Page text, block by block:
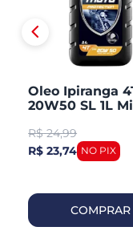
Oleo Ipiranga
20W50 SL 1L
R$ 24,99
R$ 23,74
COMPRAR